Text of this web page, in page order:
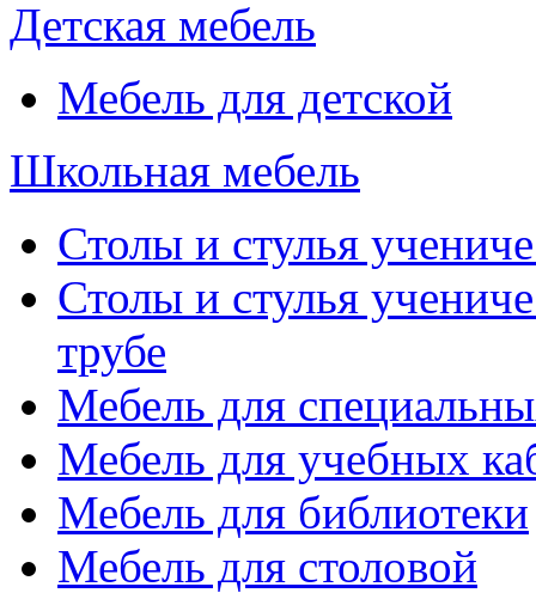
Детская мебель
Мебель для детской
Школьная мебель
Столы и стулья
Столы и стулья
трубе
Мебель для
Мебель для учебных
Мебель для библиотеки
Мебель для столовой